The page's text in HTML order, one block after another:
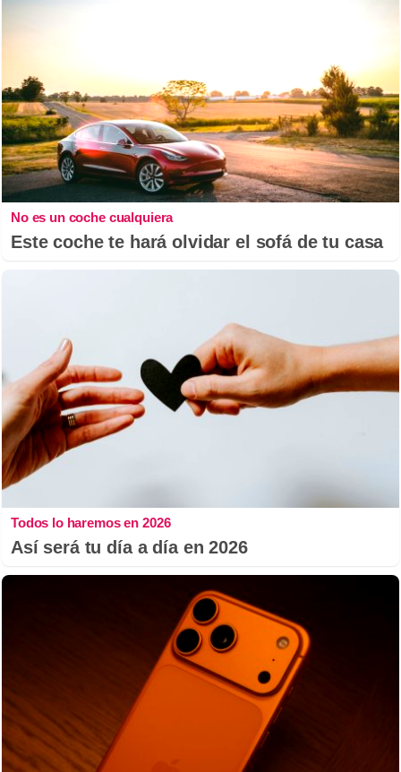
No es un coche cualquiera
Este coche te hará olvidar el sofá de tu casa
Todos lo haremos en 2026
Así será tu día a día en 2026